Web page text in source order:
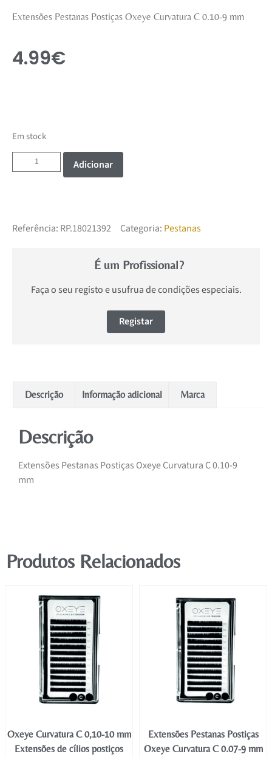
Extensões Pestanas Postiças Oxeye Curvatura C 0.10-9 mm
4.99€
Em stock
Adicionar
Referência: RP.18021392 Categoria: Pestanas
É um Profissional?
Faça o seu registo e usufrua de condições especiais.
Registar
Descrição Informação adicional Marca
Descrição
Extensões Pestanas Postiças Oxeye Curvatura C 0.10-9
mm
Produtos Relacionados
Oxeye Curvatura C 0,10-10 mm
Extensões de cílios postiços
Extensões Pestanas Postiças
Oxeye Curvatura C 0.07-9 mm